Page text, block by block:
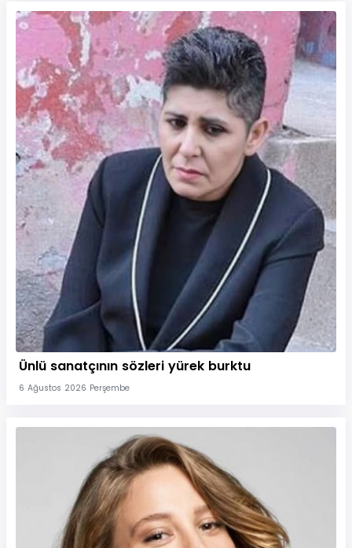
Ünlü sanatçının sözleri yürek burktu
6 Ağustos 2026 Perşembe